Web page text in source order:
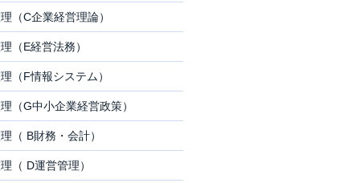
（C企業経営理論）
（E経営法務）
（F情報システム）
（G中小企業経営政策）
（ B財務・会計）
（ D運営管理）